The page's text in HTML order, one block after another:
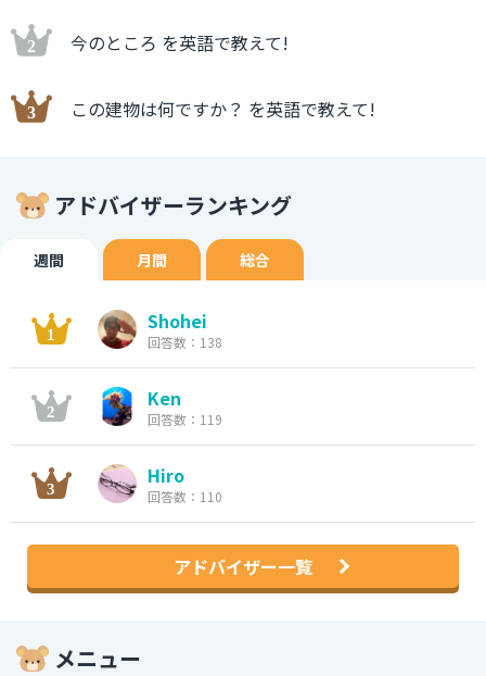
今のところ を英語で教えて!
この建物は何ですか？ を英語で教えて!
アドバイザーランキング
週間 月間 総合
Shohei
回答数：138
Ken
回答数：119
Hiro
回答数：110
アドバイザー一覧
メニュー